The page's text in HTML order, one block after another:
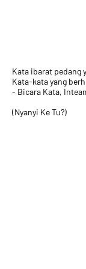
Kata ibarat pedang
Kata-kata yang
- Bicara Kata,
(Nyanyi Ke Tu?)